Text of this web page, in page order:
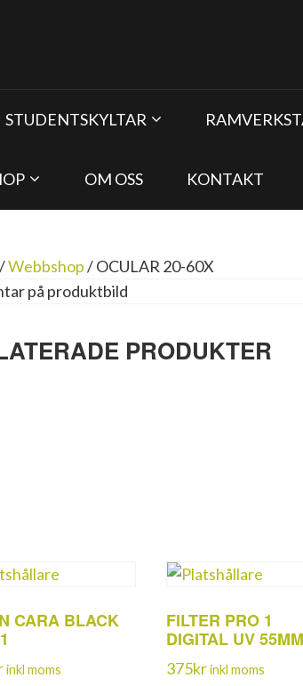
STUDENTSKYLTAR
OM OSS KONTAKT
/Webbshop/OCULAR 20-60X
PRODUKTER
CARA BLACK
inkl moms
FILTER PRO 1
DIGITAL UV 55MM
375kr inkl moms